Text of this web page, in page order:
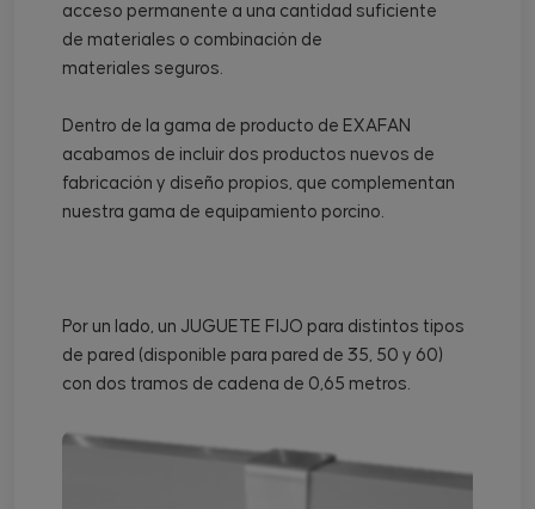
acceso permanente a una cantidad suficiente
de materiales o combinación de
materiales seguros.
Dentro de la gama de producto de EXAFAN
acabamos de incluir dos productos nuevos de
fabricación y diseño propios, que complementan
nuestra gama de equipamiento porcino.
Por un lado, un JUGUETE FIJO para distintos tipos
de pared (disponible para pared de 35, 50 y 60)
con dos tramos de cadena de 0,65 metros.